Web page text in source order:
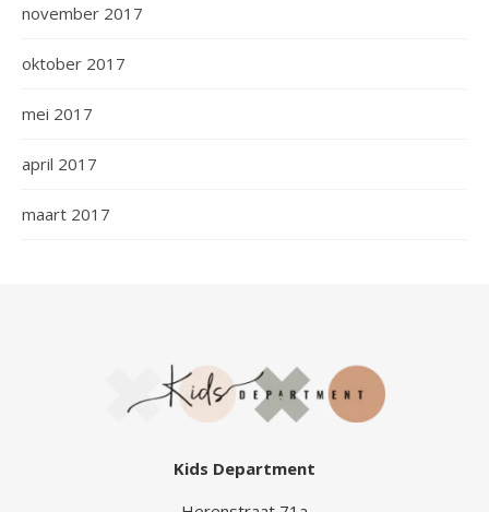
november 2017
oktober 2017
mei 2017
april 2017
maart 2017
Kids Department